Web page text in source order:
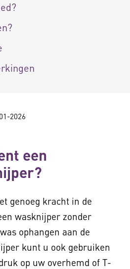
2026
een
genoeg kracht in de
wasknijper zonder
ophangen aan de
kunt u ook gebruiken
op uw overhemd of T-